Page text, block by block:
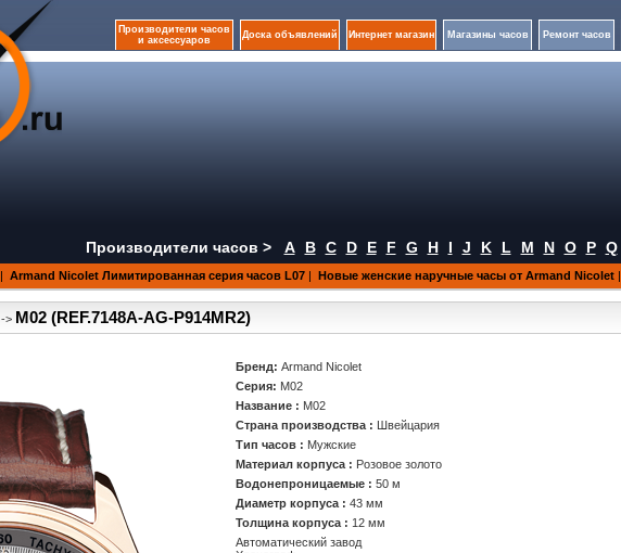
Производители часов
и аксессуаров
Доска объявлений Интернет магазин Магазины часов Ремонт часов
Производители часов > A B C D E F G H I J K L M N O P Q
| Armand Nicolet Лимитированная серия часов L07 | Новые женские наручные часы от Armand Nicolet |
-> M02 (REF.7148A-AG-P914MR2)
Бренд:Armand Nicolet
Серия: M02
Название : M02
Страна производства :
Швейцария
Тип часов : Мужские
Материал корпуса : Розовое золото
Водонепроницаемые :50 м
Диаметр корпуса :43 мм
Толщина корпуса : 12 мм
Автоматический завод